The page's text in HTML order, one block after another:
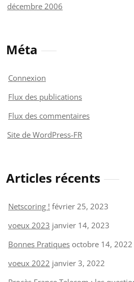
décembre 2006
Méta
Connexion
Flux des publications
Flux des commentaires
Site de WordPress-FR
Articles récents
Netscoring ! février 25, 2023
voeux 2023 janvier 14, 2023
Bonnes Pratiques octobre 14, 2022
voeux 2022 janvier 3, 2022